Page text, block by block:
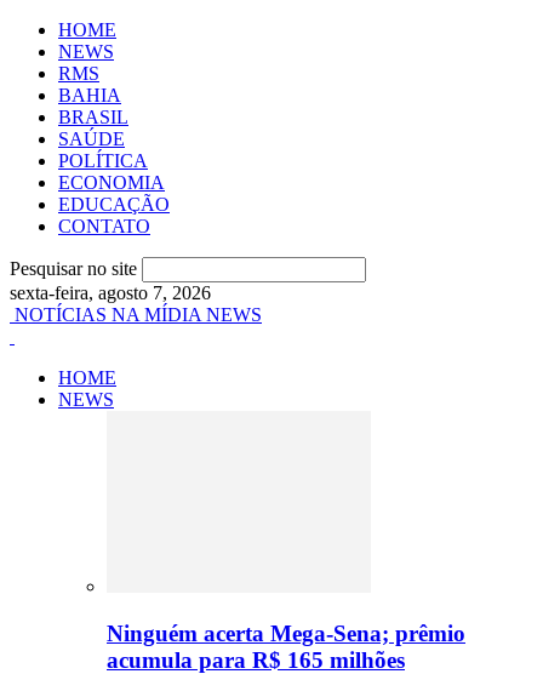
HOME
NEWS
RMS
BAHIA
BRASIL
SAÚDE
POLÍTICA
ECONOMIA
EDUCAÇÃO
CONTATO
Pesquisar no site
sexta-feira, agosto 7, 2026
NOTÍCIAS NA MÍDIA NEWS
HOME
NEWS
Ninguém acerta Mega-Sena; prêmio
acumula para R$ 165 milhões